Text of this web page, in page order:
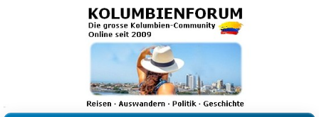
Kolumbienforum - Das
grosse Forum der
Freunde Kolumbiens
Reisen, Auswandern, Kultur, Politik, Geschichte und Visum in Kolumbien und Venezuela.
Austausch, Erfahrungen und Gemeinschaft im Kolumbienforum